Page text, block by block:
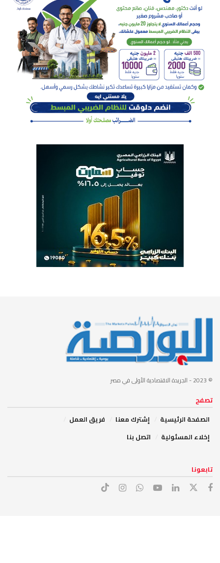
© 2023 - الجريدة الاقتصادية الأولى في مصر
تصفح
الصفحة الرئيسية
إشترك معنا
فريق العمل
إخلاء المسئولية
اتصل بنا
تابعونا